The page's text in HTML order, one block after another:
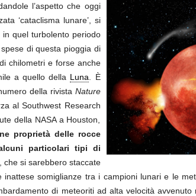
l’aspetto che oggi
‘cataclisma lunare’, si
quel turbolento periodo
di questa pioggia di
chilometri e forse anche
a quello della Luna . È
della rivista Nature
al Southwest Research
della NASA a Houston,
proprietà delle rocce
particolari tipi di
che si sarebbero staccate
inattese somiglianze tra i campioni lunari e le
di meteoriti ad alta velocità